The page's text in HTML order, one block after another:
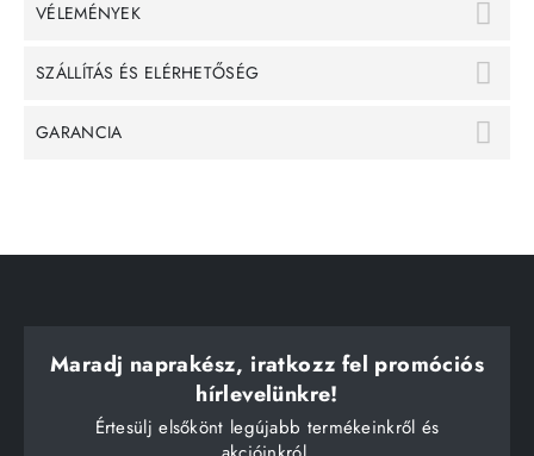
VÉLEMÉNYEK
SZÁLLÍTÁS ÉS ELÉRHETŐSÉG
GARANCIA
Maradj naprakész, iratkozz fel promóciós
hírlevelünkre!
Értesülj elsőkönt legújabb termékeinkről és